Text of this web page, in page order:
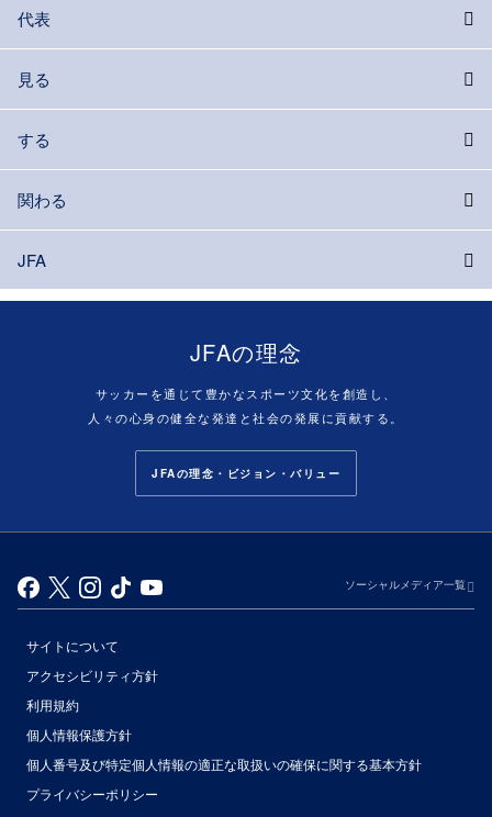
代表
見る
する
関わる
JFA
JFAの理念
サッカーを通じて豊かなスポーツ文化を創造し、
人々の心身の健全な発達と社会の発展に貢献する。
JFAの理念・ビジョン・バリュー
ソーシャルメディア一覧
サイトについて
アクセシビリティ方針
利用規約
個人情報保護方針
個人番号及び特定個人情報の適正な取扱いの確保に関する基本方針
プライバシーポリシー